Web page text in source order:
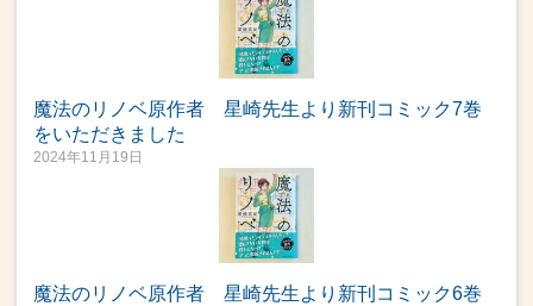
魔法のリノベ原作者 星崎先生より新刊コミック7巻
をいただきました
2024年11月19日
魔法のリノベ原作者 星崎先生より新刊コミック6巻